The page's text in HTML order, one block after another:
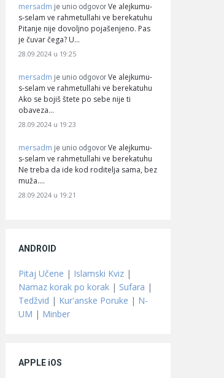
mersadm je unio odgovor Ve alejkumu-
s-selam ve rahmetullahi ve berekatuhu
Pitanje nije dovoljno pojašenjeno. Pas
je čuvar čega? U…
28.09.2024 u 19:25
mersadm je unio odgovor Ve alejkumu-
s-selam ve rahmetullahi ve berekatuhu
Ako se bojiš štete po sebe nije ti
obaveza…
28.09.2024 u 19:23
mersadm je unio odgovor Ve alejkumu-
s-selam ve rahmetullahi ve berekatuhu
Ne treba da ide kod roditelja sama, bez
muža.…
28.09.2024 u 19:21
ANDROID
Pitaj Učene | Islamski Kviz |
Namaz korak po korak | Sufara |
Tedžvid | Kur'anske Poruke | N-
UM | Minber
APPLE iOS